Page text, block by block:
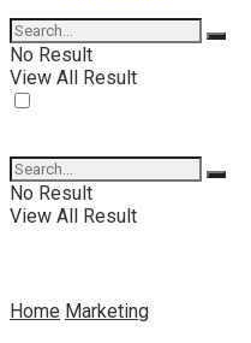
No Result
View All Result
No Result
View All Result
Home Marketing